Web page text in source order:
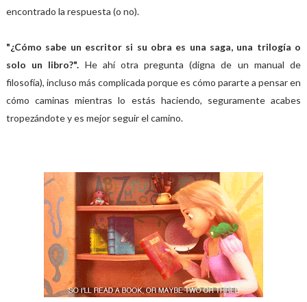
encontrado la respuesta (o no).
"¿Cómo sabe un escritor si su obra es una saga, una trilogía o
solo un libro?". He ahí otra pregunta (digna de un manual de
filosofía), incluso más complicada porque es cómo pararte a pensar en
cómo caminas mientras lo estás haciendo, seguramente acabes
tropezándote y es mejor seguir el camino.